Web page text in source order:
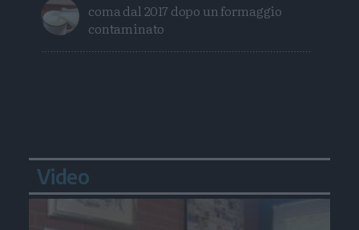
coma dal 2017 dopo un formaggio
contaminato
Video